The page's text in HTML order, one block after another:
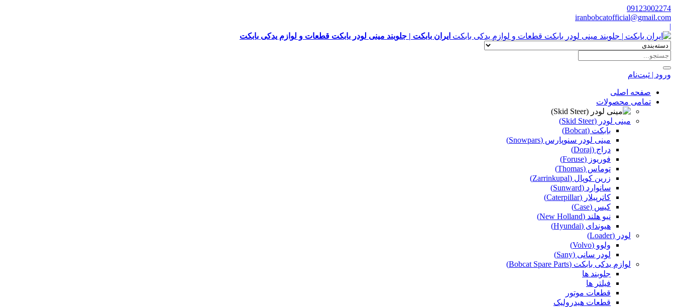
09123002274
iranbobcatofficial@gmail.com
|
ایران بابکت | جلوبند مینی لودر بابکت قطعات و لوازم یدکی بابکت
ورود | ثبت‌نام
صفحه اصلی
تمامی محصولات
مینی لودر (Skid Steer)
بابکت (Bobcat)
مینی لودر سنوپارس (Snowpars)
دراج (Doraj)
فوریوز (Foruse)
توماس (Thomas)
زرین کوپال (Zarrinkupal)
سانوارد (Sunward)
کاترپیلار (Caterpillar)
کیس (Case)
نیو هلند (New Holland)
هیوندای (Hyundai)
لودر (Loader)
ولوو (Volvo)
لودر سانی (Sany)
لوازم یدکی بابکت (Bobcat Spare Parts)
جلوبند ها
فیلتر ها
قطعات موتور
قطعات هیدرولیک